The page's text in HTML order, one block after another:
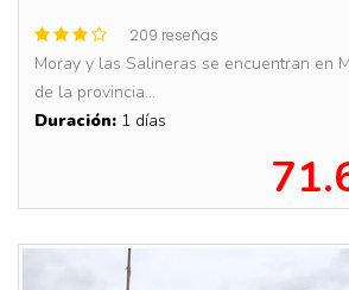
209 reseñas
Moray y las Salineras se encuentran en
de la provincia...
Duración: 1 días